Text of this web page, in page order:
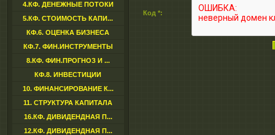
4.КФ. ДЕНЕЖНЫЕ ПОТОКИ
5.КФ. СТОИМОСТЬ КАПИ...
КФ.6. ОЦЕНКА БИЗНЕСА
КФ.7. ФИН.ИНСТРУМЕНТЫ
8.КФ. ФИН.ПРОГНОЗ И ...
КФ.8. ИНВЕСТИЦИИ
10. ФИНАНСИРОВАНИЕ К...
11. СТРУКТУРА КАПИТАЛА
16.КФ. ДИВИДЕНДНАЯ П...
12.КФ. ДИВИДЕНДНАЯ П...
Код *: